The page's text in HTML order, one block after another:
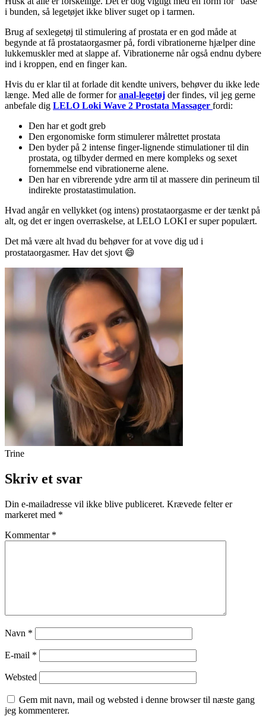
i bunden, så legetøjet ikke bliver suget op i tarmen.
Brug af sexlegetøj til stimulering af prostata er en god måde at
begynde at få prostataorgasmer på, fordi vibrationerne hjælper dine
lukkemuskler med at slappe af. Vibrationerne når også endnu dybere
ind i kroppen, end en finger kan.
Hvis du er klar til at forlade dit kendte univers, behøver du ikke lede
længe. Med alle de former foranal-legetøj der findes, vil jeg gerne
anbefale dig LELO Loki Wave 2 Prostata Massager fordi:
Den har et godt greb
Den ergonomiske form stimulerer målrettet prostata
Den byder på 2 intense finger-lignende stimulationer til din
prostata, og tilbyder dermed en mere kompleks og sexet
fornemmelse end vibrationerne alene.
Den har en vibrerende ydre arm til at massere din perineum til
indirekte prostatastimulation.
Hvad angår en vellykket (og intens) prostataorgasme er der tænkt på
alt, og det er ingen overraskelse, at LELO LOKI er super populært.
Det må være alt hvad du behøver for at vove dig ud i
prostataorgasmer. Hav det sjovt 😄
Trine
Skriv et svar
Din e-mailadresse vil ikke blive publiceret. Krævede felter er
markeret med *
Kommentar *
Navn *
E-mail *
Websted
Gem mit navn, mail og websted i denne browser til næste gang
jeg kommenterer.